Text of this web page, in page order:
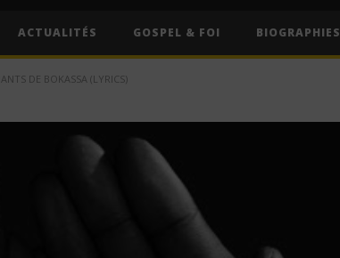
ACTUALITÉS GOSPEL & FOI BIOGRAPHIES
DE BOKASSA (LYRICS)